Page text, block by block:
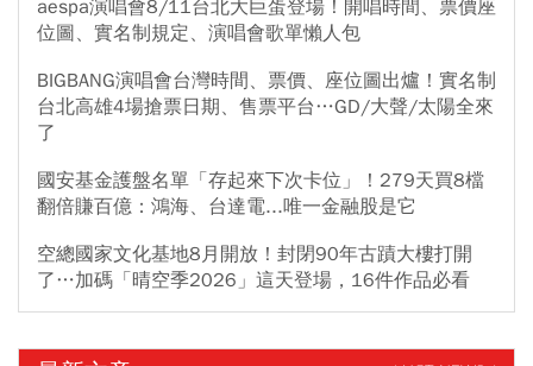
aespa演唱會8/11台北大巨蛋登場！開唱時間、票價座
位圖、實名制規定、演唱會歌單懶人包
BIGBANG演唱會台灣時間、票價、座位圖出爐！實名制
台北高雄4場搶票日期、售票平台…GD/大聲/太陽全來
了
國安基金護盤名單「存起來下次卡位」！279天買8檔
翻倍賺百億：鴻海、台達電...唯一金融股是它
空總國家文化基地8月開放！封閉90年古蹟大樓打開
了…加碼「晴空季2026」這天登場，16件作品必看